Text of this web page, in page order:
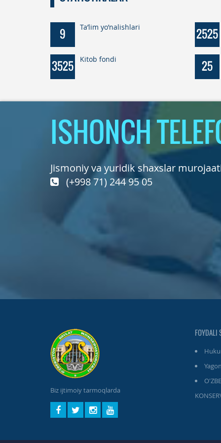
9 Ta’lim yo’nalishlari 2525
3525 Kitob fondi 25
ISHONCH
Jismoniy va yuridik shaxslar
(+998 71) 244 95 05
Biz ijtimoiy tarmoqlarda
FOYDALI